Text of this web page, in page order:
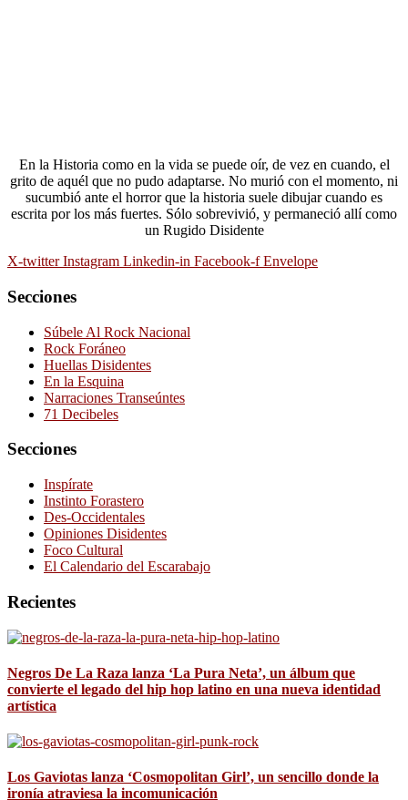
En la Historia como en la vida se puede oír, de vez en cuando, el
grito de aquél que no pudo adaptarse. No murió con el momento, ni
sucumbió ante el horror que la historia suele dibujar cuando es
escrita por los más fuertes. Sólo sobrevivió, y permaneció allí como
un Rugido Disidente
X-twitter Instagram Linkedin-in Facebook-f Envelope
Secciones
Súbele Al Rock Nacional
Rock Foráneo
Huellas Disidentes
En la Esquina
Narraciones Transeúntes
71 Decibeles
Secciones
Inspírate
Instinto Forastero
Des-Occidentales
Opiniones Disidentes
Foco Cultural
El Calendario del Escarabajo
Recientes
Negros De La Raza lanza ‘La Pura Neta’, un álbum que
convierte el legado del hip hop latino en una nueva identidad
artística
Los Gaviotas lanza ‘Cosmopolitan Girl’, un sencillo donde la
ironía atraviesa la incomunicación